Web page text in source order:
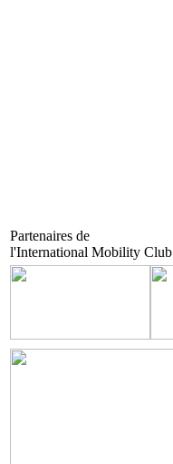
Partenaires de
l'International Mobility Club